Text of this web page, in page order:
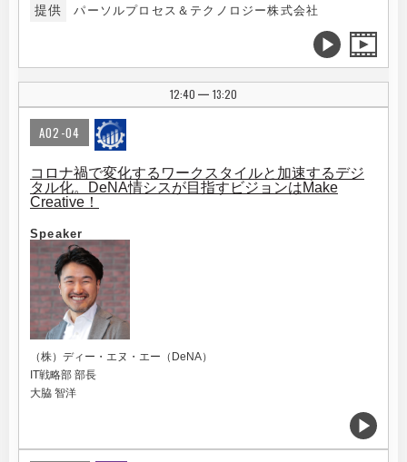
提供 パーソルプロセス＆テクノロジー株式会社
12:40 | 13:20
A02-04
コロナ禍で変化するワークスタイルと加速するデジ
タル化。DeNA情シスが目指すビジョンはMake
Creative！
Speaker
（株）ディー・エヌ・エー（DeNA）
IT戦略部 部長
大脇 智洋